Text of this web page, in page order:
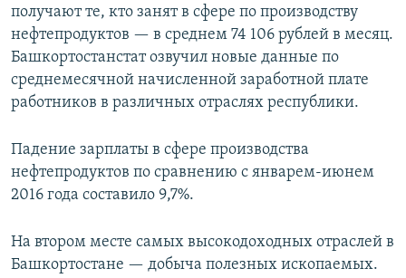
получают те, кто занят в сфере по производству
нефтепродуктов — в среднем 74 106 рублей в месяц.
Башкортостанстат озвучил новые данные по
среднемесячной начисленной заработной плате
работников в различных отраслях республики.
Падение зарплаты в сфере производства
нефтепродуктов по сравнению с январем-июнем
2016 года составило 9,7%.
На втором месте самых высокодоходных отраслей в
Башкортостане — добыча полезных ископаемых.